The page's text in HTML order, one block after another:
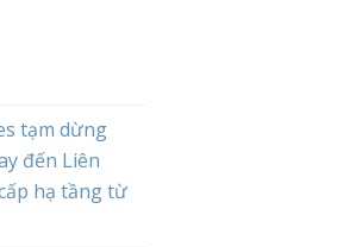
tạm dừng
đến Liên
hạ tầng từ